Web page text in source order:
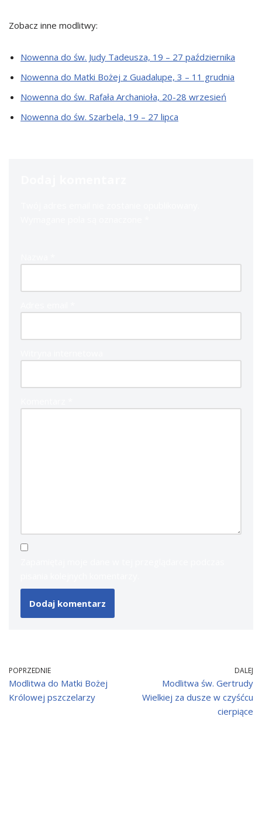
Zobacz inne modlitwy:
Nowenna do św. Judy Tadeusza, 19 – 27 października
Nowenna do Matki Bożej z Guadalupe, 3 – 11 grudnia
Nowenna do św. Rafała Archanioła, 20-28 wrzesień
Nowenna do św. Szarbela, 19 – 27 lipca
POPRZEDNIE
Modlitwa do Matki Bożej
Królowej pszczelarzy
DALEJ
Modlitwa św. Gertrudy
Wielkiej za dusze w czyśćcu
cierpiące